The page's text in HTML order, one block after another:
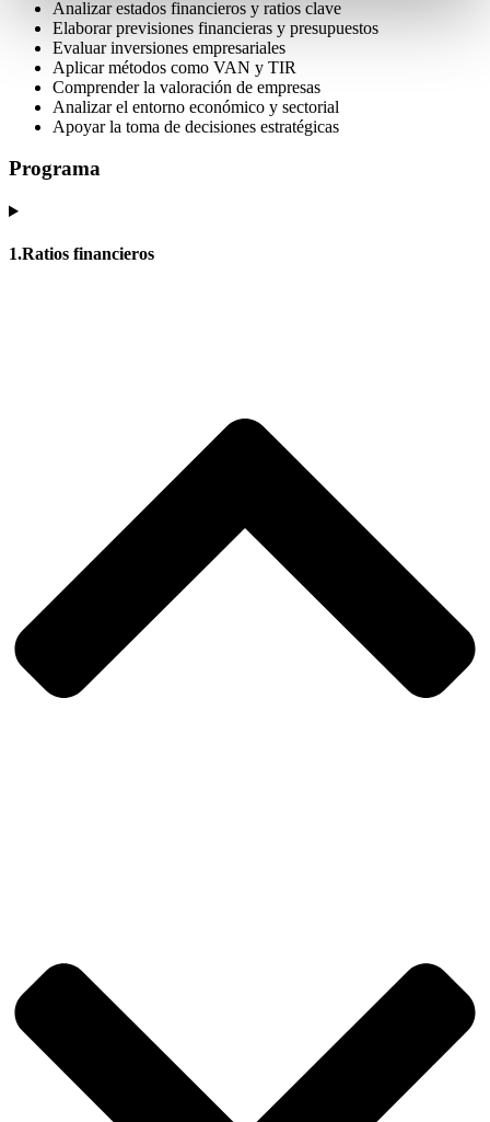
Analizar estados financieros y ratios clave
Elaborar previsiones financieras y presupuestos
Evaluar inversiones empresariales
Aplicar métodos como VAN y TIR
Comprender la valoración de empresas
Analizar el entorno económico y sectorial
Apoyar la toma de decisiones estratégicas
Programa
1.Ratios financieros